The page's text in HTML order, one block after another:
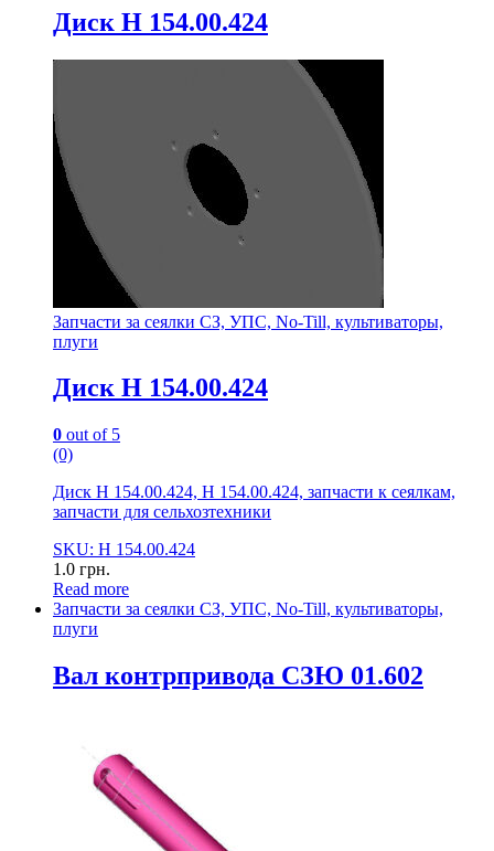
Диск Н 154.00.424
Запчасти за сеялки СЗ, УПС, No-Till, культиваторы,
плуги
Диск Н 154.00.424
0 out of 5
(0)
Диск Н 154.00.424, Н 154.00.424, запчасти к сеялкам,
запчасти для сельхозтехники
SKU: Н 154.00.424
1.0 грн.
Read more
Запчасти за сеялки СЗ, УПС, No-Till, культиваторы,
плуги
Вал контрпривода СЗЮ 01.602